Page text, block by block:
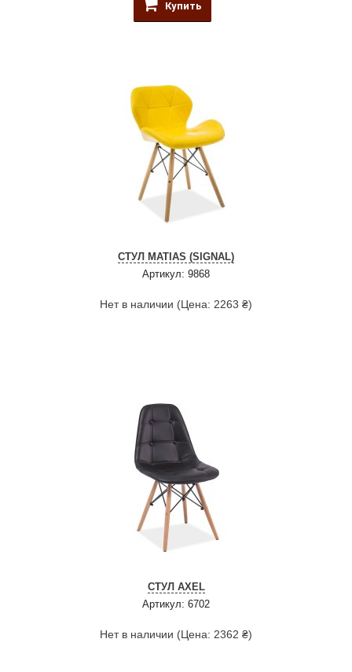
Купить
СТУЛ MATIAS (SIGNAL)
Артикул: 9868
Нет в наличии (Цена: 2263 ₴)
СТУЛ AXEL
Артикул: 6702
Нет в наличии (Цена: 2362 ₴)